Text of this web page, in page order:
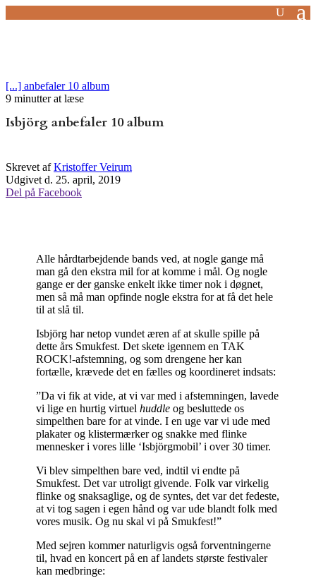
[...] anbefaler 10 album
9 minutter at læse
Isbjörg anbefaler 10 album
Skrevet afKristoffer Veirum
Udgivet d. 25. april, 2019
Del på Facebook
Alle hårdtarbejdende bands ved, at nogle gange må
man gå den ekstra mil for at komme i mål. Og nogle
gange er der ganske enkelt ikke timer nok i døgnet,
men så må man opfinde nogle ekstra for at få det hele
til at slå til.
Isbjörg har netop vundet æren af at skulle spille på
dette års Smukfest. Det skete igennem en TAK
ROCK!-afstemning, og som drengene her kan
fortælle, krævede det en fælles og koordineret indsats:
”Da vi fik at vide, at vi var med i afstemningen, lavede
vi lige en hurtig virtuelhuddle og besluttede os
simpelthen bare for at vinde. I en uge var vi ude med
plakater og klistermærker og snakke med flinke
mennesker i vores lille ‘Isbjörgmobil’ i over 30 timer.
Vi blev simpelthen bare ved, indtil vi endte på
Smukfest. Det var utroligt givende. Folk var virkelig
flinke og snaksaglige, og de syntes, det var det fedeste,
at vi tog sagen i egen hånd og var ude blandt folk med
vores musik. Og nu skal vi på Smukfest!”
Med sejren kommer naturligvis også forventningerne
til, hvad en koncert på en af landets største festivaler
kan medbringe: